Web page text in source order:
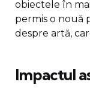
obiectele în
permis o nouă
despre artă,
Impactul